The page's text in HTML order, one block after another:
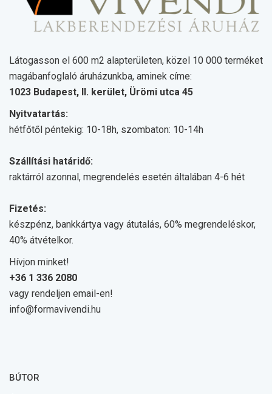
Látogasson el 600 m2 alapterületen, közel 10 000 terméket
magábanfoglaló áruházunkba, aminek címe:
1023 Budapest, II. kerület, Ürömi utca 45
Nyitvatartás:
hétfőtől péntekig: 10-18h, szombaton: 10-14h
Szállítási határidő:
raktárról azonnal, megrendelés esetén általában 4-6 hét
Fizetés:
készpénz, bankkártya vagy átutalás, 60% megrendeléskor,
40% átvételkor.
Hívjon minket!
+36 1 336 2080
vagy rendeljen email-en!
info@formavivendi.hu
BÚTOR